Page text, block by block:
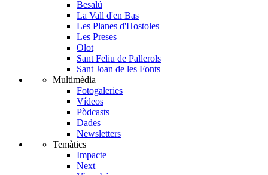
Besalú
La Vall d'en Bas
Les Planes d'Hostoles
Les Preses
Olot
Sant Feliu de Pallerols
Sant Joan de les Fonts
Multimèdia
Fotogaleries
Vídeos
Pòdcasts
Dades
Newsletters
Temàtics
Impacte
Next